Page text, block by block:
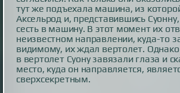
тут же подъехала машина, из
Аксельрод и, представившись
сесть в машину. В этот момент их
неизвестном направлении, куда-то
видимому, их ждал вертолет.
в вертолет Суону завязали глаза и
место, куда он направляется,
сверхсекретным.